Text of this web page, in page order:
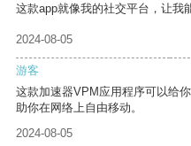
这款app就像我的社交平台，让我
2024-08-05
游客
这款加速器VPM应用程序可以给
助你在网络上自由移动。
2024-08-05